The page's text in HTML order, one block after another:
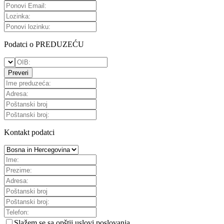
Podatci o PREDUZEĆU
Preveri
Kontakt podatci